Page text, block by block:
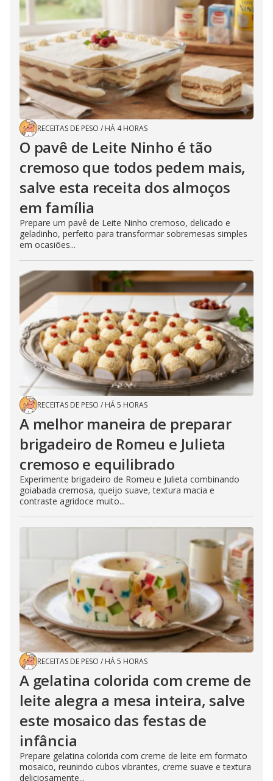
RECEITAS DE PESO / HÁ 4 HORAS
O pavê de Leite Ninho é tão
cremoso que todos pedem mais,
salve esta receita dos almoços
em família
Prepare um pavê de Leite Ninho cremoso, delicado e
geladinho, perfeito para transformar sobremesas simples
em ocasiões...
RECEITAS DE PESO / HÁ 5 HORAS
A melhor maneira de preparar
brigadeiro de Romeu e Julieta
cremoso e equilibrado
Experimente brigadeiro de Romeu e Julieta combinando
goiabada cremosa, queijo suave, textura macia e
contraste agridoce muito...
RECEITAS DE PESO / HÁ 5 HORAS
A gelatina colorida com creme de
leite alegra a mesa inteira, salve
este mosaico das festas de
infância
Prepare gelatina colorida com creme de leite em formato
mosaico, reunindo cubos vibrantes, creme suave e textura
deliciosamente...